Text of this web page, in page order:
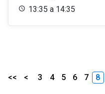
13:35 a 14:35
<< < 3 4 5 6 7 8